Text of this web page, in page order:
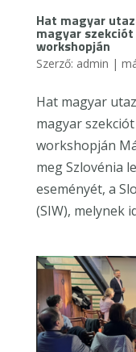
Hat magyar
magyar
workshopján
Szerző: admin |
Hat magyar
magyar
workshopján
meg Szlovénia
eseményét, a
(SIW), melynek